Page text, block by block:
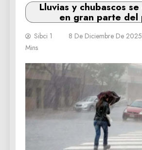
Lluvias y chubascos
en gran parte del
Sibci 1 8 De Diciembre De 2025
Mins